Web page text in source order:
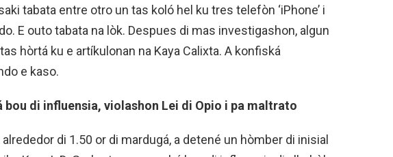
tabata entre otro un tas koló hel ku tres telefòn ‘iPhone’ i
E outo tabata na lòk. Despues di mas investigashon, algun
hòrtá ku e artíkulonan na Kaya Calixta. A konfiská
e kaso.
bou di influensia, violashon Lei di Opio i pa maltrato
di 1.50 or di mardugá, a detené un hòmber di inisial